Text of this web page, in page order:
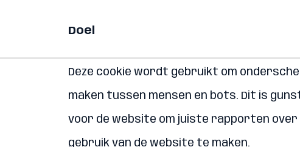
Doel
Deze cookie wordt gebruikt om
maken tussen mensen en bots. Dit is
voor de website om juiste rapporten over
gebruik van de website te maken.